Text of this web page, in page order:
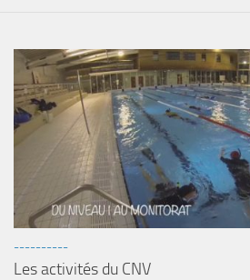
----------
Les activités du CNV